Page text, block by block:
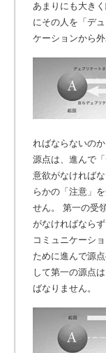
あまりにも大き
にその人を「デ
ケーションから外
ればならないの
源点は、進んで
意欲がなければ
らかの「注意」
せん。 第一の受
がなければなら
コミュニケーシ
ために進んで源
して第一の源点
ばなりません。